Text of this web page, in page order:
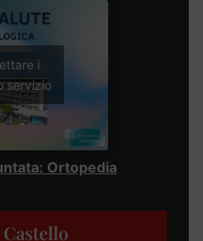
i
servizio
Ortopedia